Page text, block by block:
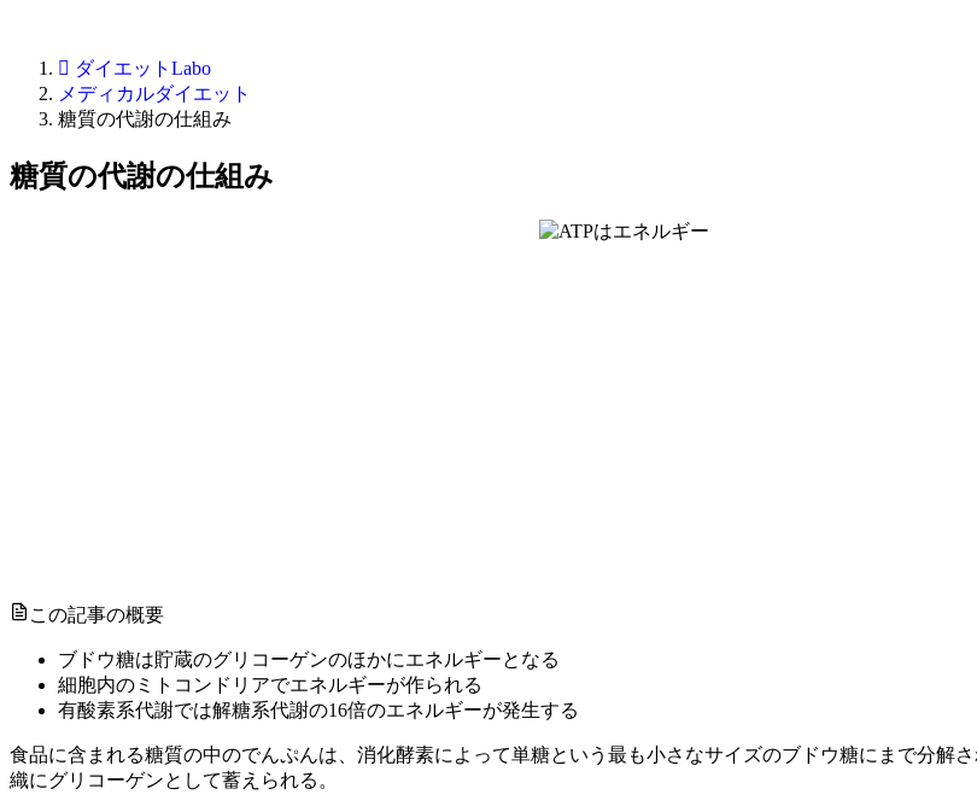
ダイエットLabo
メディカルダイエット
糖質の代謝の仕組み
糖質の代謝の仕組み
この記事の概要
ブドウ糖は貯蔵のグリコーゲンのほかにエネルギーとなる
細胞内のミトコンドリアでエネルギーが作られる
有酸素系代謝では解糖系代謝の16倍のエネルギーが発生する
食品に含まれる糖質の中のでんぷんは、消化酵素によって単糖という最も小さなサイズのブドウ糖にまで分解
織にグリコーゲンとして蓄えられる。